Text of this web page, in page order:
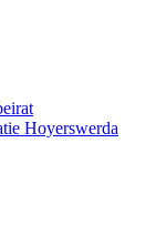
Hoyerswerda